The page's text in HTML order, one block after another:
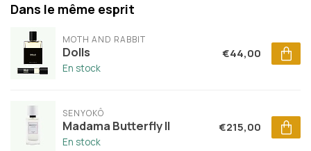
Dans le même esprit
MOTH AND RABBIT
Dolls
En stock
€44,00
SENYOKÔ
Madama Butterfly II
En stock
€215,00